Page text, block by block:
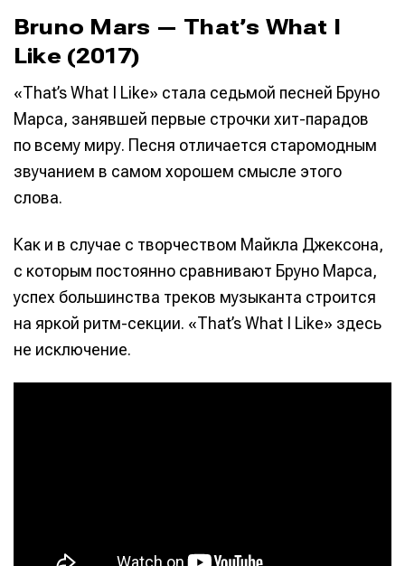
Bruno Mars — That’s What I
Like (2017)
«That’s What I Like» стала седьмой песней Бруно
Марса, занявшей первые строчки хит-парадов
по всему миру. Песня отличается старомодным
звучанием в самом хорошем смысле этого
слова.
Как и в случае с творчеством Майкла Джексона,
с которым постоянно сравнивают Бруно Марса,
успех большинства треков музыканта строится
на яркой ритм-секции. «That’s What I Like» здесь
не исключение.